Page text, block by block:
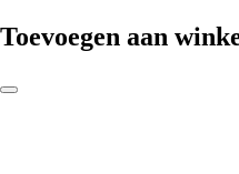
Toevoegen aan